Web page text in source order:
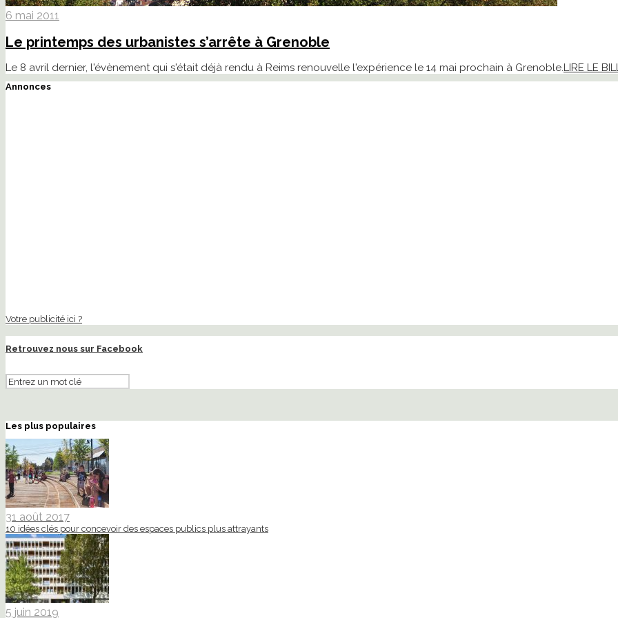
6 mai 2011
Le printemps des urbanistes s’arrête à Grenoble
Le 8 avril dernier, l'évènement qui s'était déjà rendu à Reims renouvelle l'expérience le 14 mai prochain à Grenoble.LIRE LE
Annonces
Votre publicité ici ?
Retrouvez nous sur Facebook
Les plus populaires
31 août 2017
10 idées clés pour concevoir des espaces publics plus attrayants
5 juin 2019